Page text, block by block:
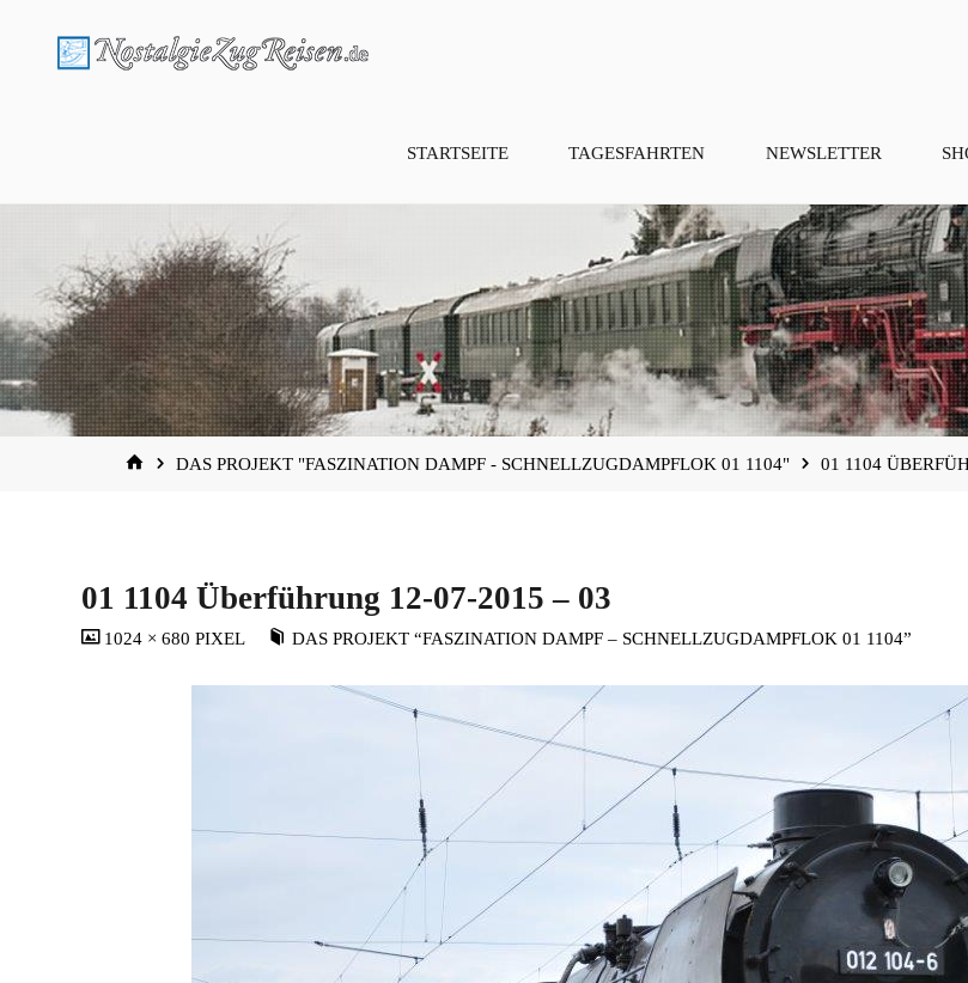
STARTSEITE TAGESFAHRTEN NEWSLETTER
STARTDAS PROJEKT "FASZINATION DAMPF - SCHNELLZUGDAMPFLOK 01 1104" 01 1104
01 1104 Überführung 12-07-2015 – 03
VOLLSTÄNDIGE
1024 × 680 PIXEL DAS PROJEKT “FASZINATION DAMPF – SCHNELLZUGDAMPFLOK 01 1104”